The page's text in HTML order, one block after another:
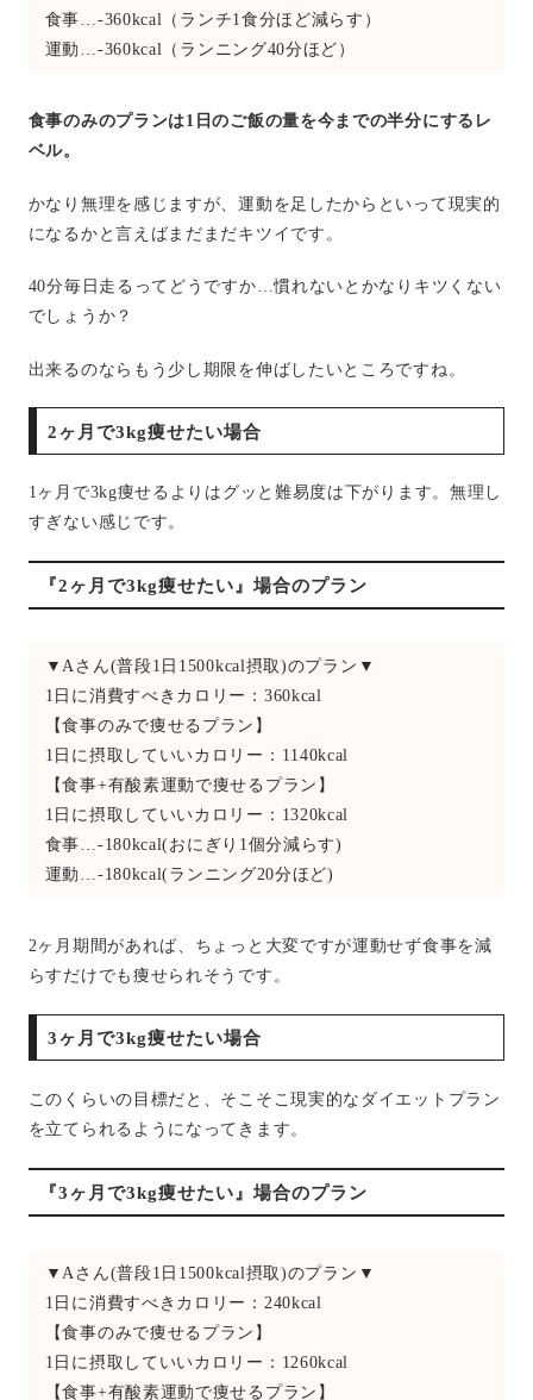
食事…-360kcal（ランチ1食分ほど減らす）
運動…-360kcal（ランニング40分ほど）
食事のみのプランは1日のご飯の量を今までの半分にするレ
ベル。
かなり無理を感じますが、運動を足したからといって現実的
になるかと言えばまだまだキツイです。
40分毎日走るってどうですか…慣れないとかなりキツくない
でしょうか？
出来るのならもう少し期限を伸ばしたいところですね。
2ヶ月で3kg痩せたい場合
1ヶ月で3kg痩せるよりはグッと難易度は下がります。無理し
すぎない感じです。
『2ヶ月で3kg痩せたい』場合のプラン
▼Aさん(普段1日1500kcal摂取)のプラン▼
1日に消費すべきカロリー：360kcal
【食事のみで痩せるプラン】
1日に摂取していいカロリー：1140kcal
【食事+有酸素運動で痩せるプラン】
1日に摂取していいカロリー：1320kcal
食事…-180kcal(おにぎり1個分減らす)
運動…-180kcal(ランニング20分ほど)
2ヶ月期間があれば、ちょっと大変ですが運動せず食事を減
らすだけでも痩せられそうです。
3ヶ月で3kg痩せたい場合
このくらいの目標だと、そこそこ現実的なダイエットプラン
を立てられるようになってきます。
『3ヶ月で3kg痩せたい』場合のプラン
▼Aさん(普段1日1500kcal摂取)のプラン▼
1日に消費すべきカロリー：240kcal
【食事のみで痩せるプラン】
1日に摂取していいカロリー：1260kcal
【食事+有酸素運動で痩せるプラン】